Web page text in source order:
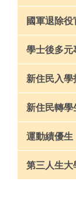
國軍退除
學士後多
新住民入
新住民轉
運動績優生
第三人生大